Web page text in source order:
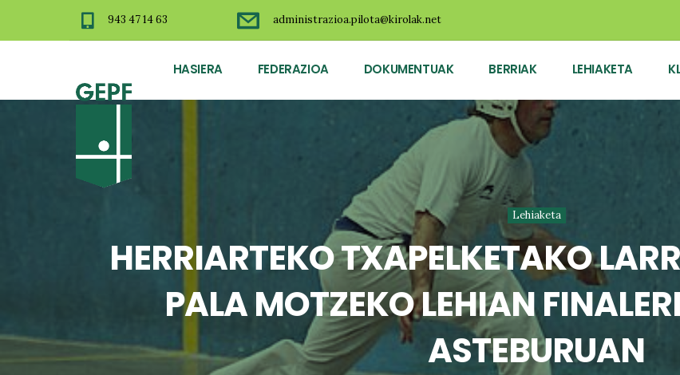
943 47 14 63 administrazioa.pilota@kirolak.net
HASIERA FEDERAZIOA DOKUMENTUAK BERRIAK LEHIAKETA
Lehiaketa
HERRIARTEKO TXAPELKETAKO
PALA MOTZEKO LEHIAN
ASTEBURUAN